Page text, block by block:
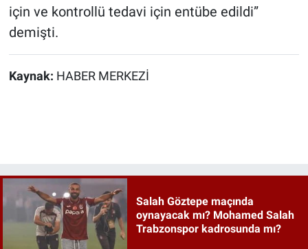
için ve kontrollü tedavi için entübe edildi”
demişti.
Kaynak: HABER MERKEZİ
Salah Göztepe maçında
oynayacak mı? Mohamed Salah
Trabzonspor kadrosunda mı?